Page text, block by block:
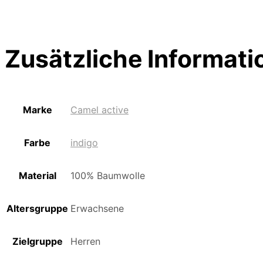
Zusätzliche
Marke Camel active
Farbe indigo
Material 100% Baumwolle
Altersgruppe Erwachsene
Zielgruppe Herren